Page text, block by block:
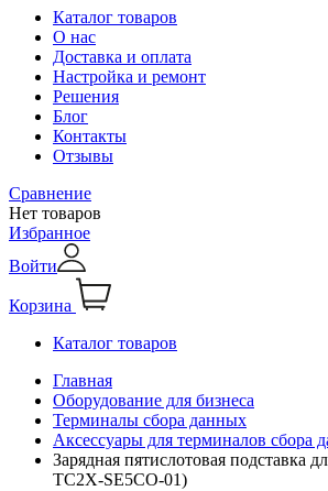
Каталог товаров
О нас
Доставка и оплата
Настройка и ремонт
Решения
Блог
Контакты
Отзывы
Сравнение
Нет товаров
Избранное
Войти
Корзина
Каталог товаров
Главная
Оборудование для бизнеса
Терминалы сбора данных
Аксессуары для терминалов сбора
Зарядная пятислотовая подставка
TC2X-SE5CO-01)